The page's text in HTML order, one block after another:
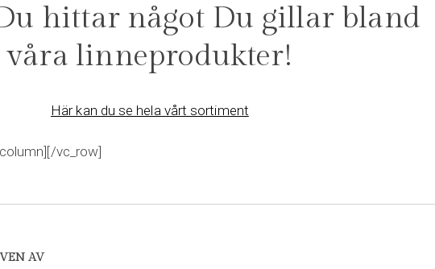
hittar något Du gillar bland
våra linneprodukter!
Här kan du se hela vårt sortiment
vc_row]
AV